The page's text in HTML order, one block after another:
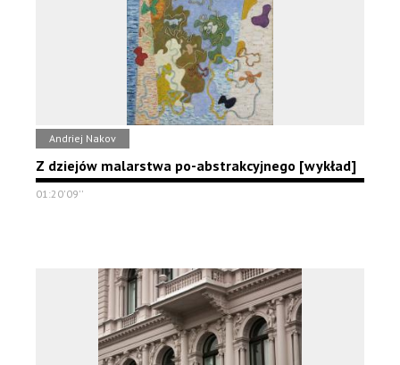
Andriej Nakov
Z dziejów malarstwa po-abstrakcyjnego [wykład]
01:20'09''